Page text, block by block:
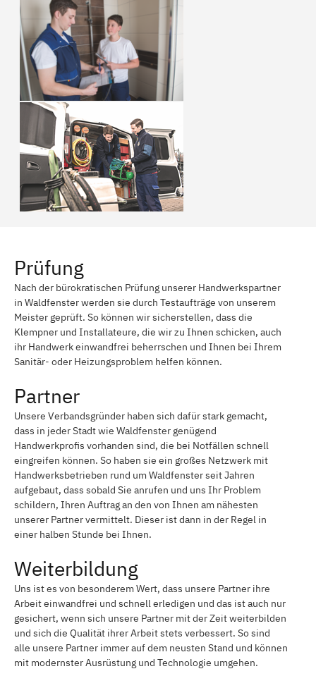
Prüfung
Nach der bürokratischen Prüfung unserer Handwerkspartner
in Waldfenster werden sie durch Testaufträge von unserem
Meister geprüft. So können wir sicherstellen, dass die
Klempner und Installateure, die wir zu Ihnen schicken, auch
ihr Handwerk einwandfrei beherrschen und Ihnen bei Ihrem
Sanitär- oder Heizungsproblem helfen können.
Partner
Unsere Verbandsgründer haben sich dafür stark gemacht,
dass in jeder Stadt wie Waldfenster genügend
Handwerkprofis vorhanden sind, die bei Notfällen schnell
eingreifen können. So haben sie ein großes Netzwerk mit
Handwerksbetrieben rund um Waldfenster seit Jahren
aufgebaut, dass sobald Sie anrufen und uns Ihr Problem
schildern, Ihren Auftrag an den von Ihnen am nähesten
unserer Partner vermittelt. Dieser ist dann in der Regel in
einer halben Stunde bei Ihnen.
Weiterbildung
Uns ist es von besonderem Wert, dass unsere Partner ihre
Arbeit einwandfrei und schnell erledigen und das ist auch nur
gesichert, wenn sich unsere Partner mit der Zeit weiterbilden
und sich die Qualität ihrer Arbeit stets verbessert. So sind
alle unsere Partner immer auf dem neusten Stand und können
mit modernster Ausrüstung und Technologie umgehen.